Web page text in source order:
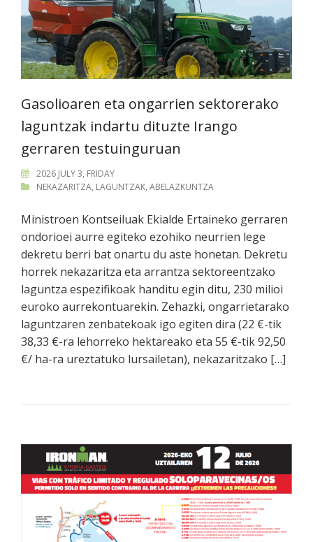
Gasolioaren eta ongarrien sektorerako
laguntzak indartu dituzte Irango
gerraren testuinguruan
2026 JULY 3, FRIDAY
NEKAZARITZA, LAGUNTZAK, ABELAZKUNTZA
Ministroen Kontseiluak Ekialde Ertaineko gerraren
ondorioei aurre egiteko ezohiko neurrien lege
dekretu berri bat onartu du aste honetan. Dekretu
horrek nekazaritza eta arrantza sektoreentzako
laguntza espezifikoak handitu egin ditu, 230 milioi
euroko aurrekontuarekin. Zehazki, ongarrietarako
laguntzaren zenbatekoak igo egiten dira (22 €-tik
38,33 €-ra lehorreko hektareako eta 55 €-tik 92,50
€/ ha-ra ureztatuko lursailetan), nekazaritzako […]